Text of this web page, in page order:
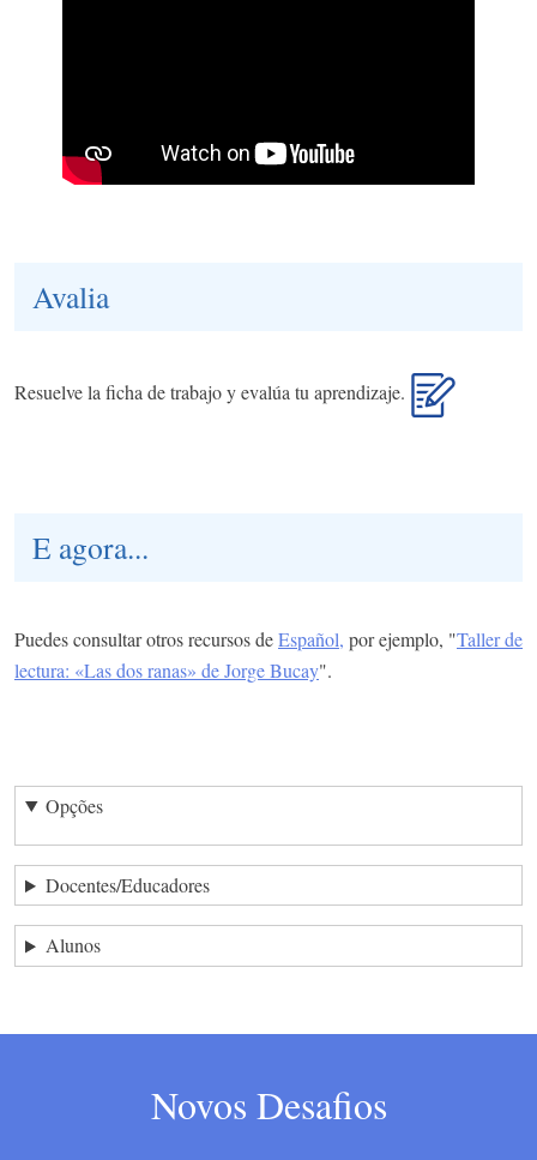
Avalia
Resuelve la ficha de trabajo y evalúa tu aprendizaje.
E agora...
Puedes consultar otros recursos deEspañol, por ejemplo, "Taller de
lectura: «Las dos ranas» de Jorge Bucay".
Opções
Docentes/Educadores
Alunos
Novos Desafios